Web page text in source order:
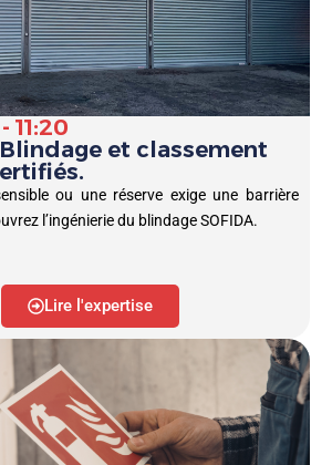
11:20
et classement
ou une réserve exige une barrière
l’ingénierie du blindage SOFIDA.
Lire l'expertise